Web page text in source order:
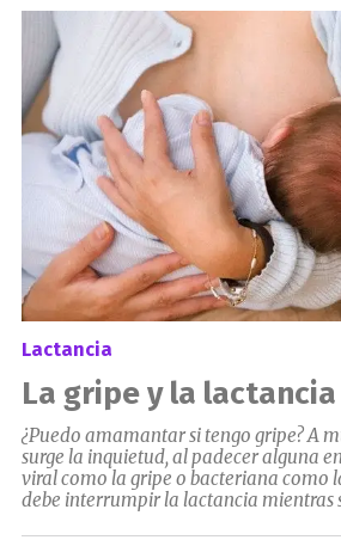
el
Lactancia
La gripe y la lactancia
¿Puedo amamantar si tengo gripe? A
surge la inquietud, al padecer alguna
viral como la gripe o bacteriana como
debe interrumpir la lactancia mientras